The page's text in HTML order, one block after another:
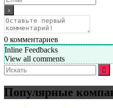
0 комментариев
Inline Feedbacks
View all comments
Искать:
Популярные